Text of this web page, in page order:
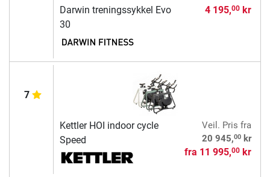
Darwin treningssykkel Evo
30
4 195,00kr
7
Kettler HOI indoor cycle
Speed
Veil. Pris fra
20 945,00kr
fra 11 995,00kr